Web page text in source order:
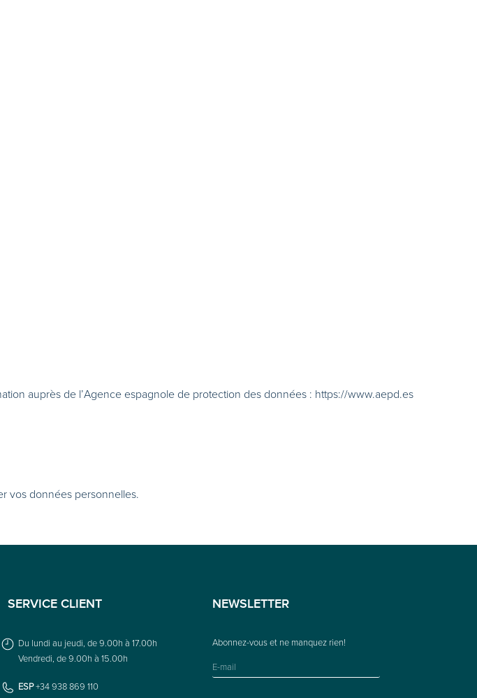
auprès de l’Agence espagnole de protection des données : https://www.aepd.es
vos données personnelles.
SERVICE CLIENT
Du lundi au jeudi, de 9.00h à 17.00h
Vendredi, de 9.00h à 15.00h
ESP+34 938 869 110
NEWSLETTER